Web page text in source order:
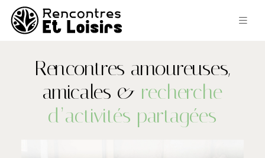
Rencontres amoureuses,
amicales & recherche
d’activités partagées